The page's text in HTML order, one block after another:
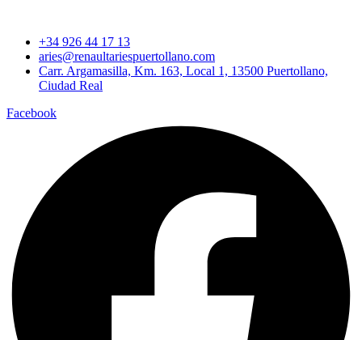
+34 926 44 17 13
aries@renaultariespuertollano.com
Carr. Argamasilla, Km. 163, Local 1, 13500 Puertollano,
Ciudad Real
Facebook